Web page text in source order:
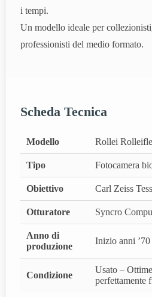
i tempi.
Un modello ideale per
professionisti del medio formato.
Scheda Tecnica
Modello Rollei
Tipo Fotocamera
Obiettivo Carl Zeiss
Otturatore Syncro
Anno di
produzione
Inizio anni ’70
Condizione
Usato –
perfettamente